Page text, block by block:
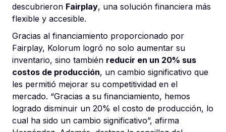
descubrieron Fairplay, una solución financiera más
flexible y accesible.
Gracias al financiamiento proporcionado por
Fairplay, Kolorum logró no solo aumentar su
inventario, sino también reducir en un 20% sus
costos de producción, un cambio significativo que
les permitió mejorar su competitividad en el
mercado. “Gracias a su financiamiento, hemos
logrado disminuir un 20% el costo de producción, lo
cual ha sido un cambio significativo”, afirma